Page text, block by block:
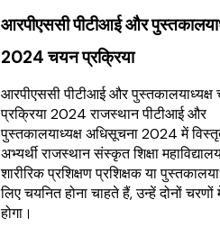
आरपीएससी पीटीआई और
2024 चयन प्रक्रिया
आरपीएससी पीटीआई और पुस्तकालयाध्यक्ष
प्रक्रिया 2024 राजस्थान पीटीआई और
पुस्तकालयाध्यक्ष अधिसूचना 2024 में
अभ्यर्थी राजस्थान संस्कृत शिक्षा
शारीरिक प्रशिक्षण प्रशिक्षक या
लिए चयनित होना चाहते हैं, उन्हें दोनों चरणों में
होगा।